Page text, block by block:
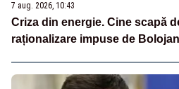
7 aug. 2026, 10:43
Criza din energie. Cine scapă
raționalizare impuse de Bolojan